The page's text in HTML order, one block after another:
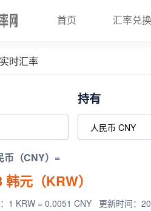
首页 汇率兑换
时汇率
持有
币（CNY）=
韩元（KRW）
1 KRW = 0.0051 CNY 更新时间：